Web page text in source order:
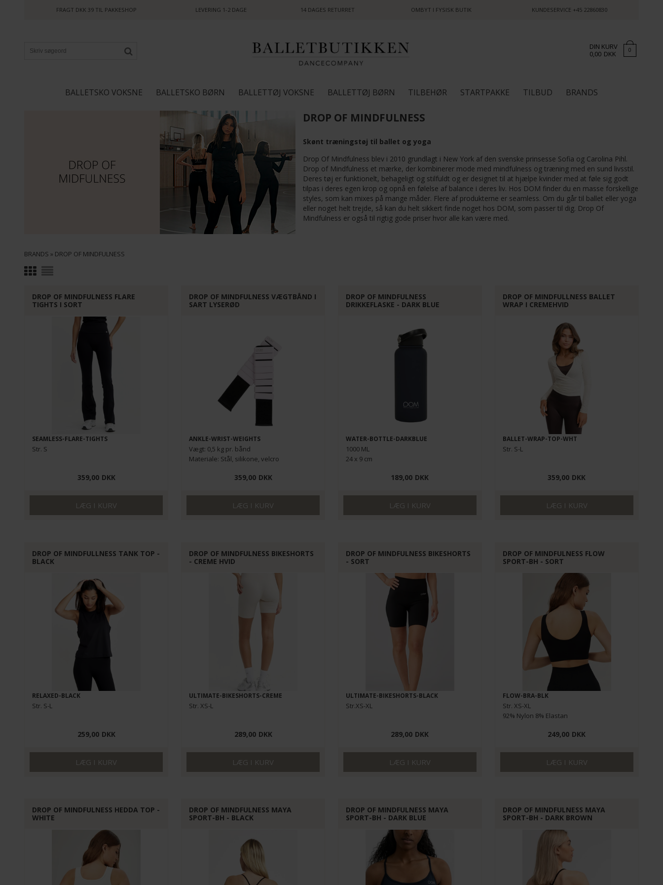
FRAGT DKK 39 TIL PAKKESHOP LEVERING 1-2 DAGE 14 DAGES RETURRET OMBYT I FYSISK BUTIK KUNDESERVICE +45 22860830
DIN KURV
0,00 DKK 0
BALLETSKO VOKSNE BALLETSKO BØRN BALLETTØJ VOKSNE BALLETTØJ BØRN TILBEHØR STARTPAKKE TILBUD BRANDS
DROP OF MINDFULNESS
Skønt træningstøj til ballet og yoga
Drop Of Mindfulness blev i 2010 grundlagt i New York af den svenske prinsesse Sofia og Carolina Pihl.
Drop of Mindfulness et mærke, der kombinerer mode med mindfulness og træning med en sund livsstil.
Deres tøj er funktionelt, behageligt og stilfuldt og er designet til at hjælpe kvinder med at føle sig godt
tilpas i deres egen krop og opnå en følelse af balance i deres liv. Hos DOM finder du en masse forskellige
styles, som kan mixes på mange måder. Flere af produkterne er seamless. Om du går til ballet eller yoga
eller noget helt trejde, så kan du helt sikkert finde noget hos DOM, som passer til dig. Drop Of
Mindfulness er også til rigtig gode priser hvor alle kan være med.
BRANDS » DROP OF MINDFULNESS
DROP OF MINDFULNESS FLARE
TIGHTS I SORT
SEAMLESS-FLARE-TIGHTS
Str. S
359,00 DKK
DROP OF MINDFULNESS VÆGTBÅND I
SART LYSERØD
ANKLE-WRIST-WEIGHTS
Vægt: 0,5 kg pr. bånd
Materiale: Stål, silikone, velcro
359,00 DKK
DROP OF MINDFULNESS
DRIKKEFLASKE - DARK BLUE
WATER-BOTTLE-DARKBLUE
1000 ML
24 x 9 cm
189,00 DKK
DROP OF MINDFULLNESS BALLET
WRAP I CREMEHVID
BALLET-WRAP-TOP-WHT
Str. S-L
359,00 DKK
DROP OF MINDFULLNESS TANK TOP -
BLACK
RELAXED-BLACK
Str. S-L
259,00 DKK
DROP OF MINDFULNESS BIKESHORTS
- CREME HVID
ULTIMATE-BIKESHORTS-CREME
Str. XS-L
289,00 DKK
DROP OF MINDFULNESS BIKESHORTS
- SORT
ULTIMATE-BIKESHORTS-BLACK
Str.XS-XL
289,00 DKK
DROP OF MINDFULNESS FLOW
SPORT-BH - SORT
FLOW-BRA-BLK
Str. XS-XL
92% Nylon 8% Elastan
249,00 DKK
DROP OF MINDFULNESS HEDDA TOP -
WHITE
DROP OF MINDFULNESS MAYA
SPORT-BH - BLACK
DROP OF MINDFULNESS MAYA
SPORT-BH - DARK BLUE
DROP OF MINDFULNESS MAYA
SPORT-BH - DARK BROWN